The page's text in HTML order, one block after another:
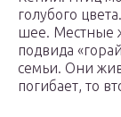
голубого
шее. Местные
подвида
семьи. Они
погибает, то